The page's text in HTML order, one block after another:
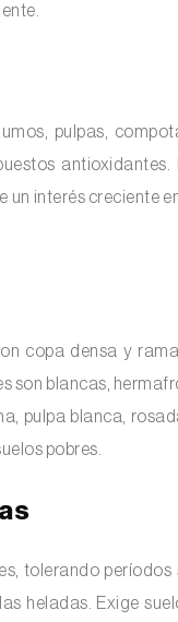
pulpas,
interés creciente
copa densa y
son blancas,
pulpa blanca,
pobres.
tolerando
heladas. Exige